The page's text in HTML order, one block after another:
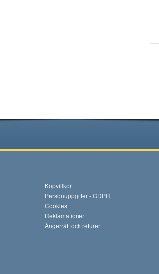
Köpvillkor
Personuppgifter - GDPR
Cookies
Reklamationer
Ångerrätt och returer